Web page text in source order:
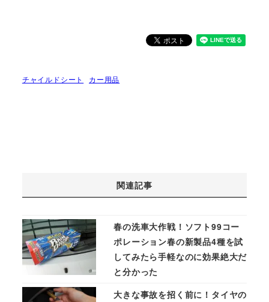
チャイルドシート カー用品
関連記事
春の洗車大作戦！ソフト99コー
ポレーション春の新製品4種を試
してみたら手軽なのに効果絶大だ
と分かった
大きな事故を招く前に！タイヤの